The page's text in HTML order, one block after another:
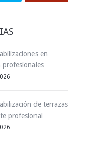
en
profesionales
de terrazas
profesional